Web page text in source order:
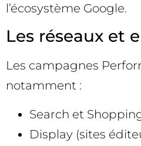
l’écosystème Google.
Les réseaux et
Les campagnes
notamment :
Search et
Display (sites